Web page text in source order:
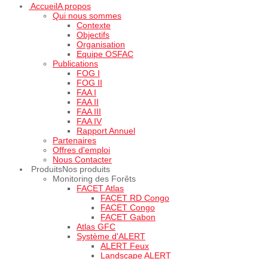
AccueilA propos
Qui nous sommes
Contexte
Objectifs
Organisation
Equipe OSFAC
Publications
FOG I
FOG II
FAA I
FAA II
FAA III
FAA IV
Rapport Annuel
Partenaires
Offres d'emploi
Nous Contacter
ProduitsNos produits
Monitoring des Forêts
FACET Atlas
FACET RD Congo
FACET Congo
FACET Gabon
Atlas GFC
Système d'ALERT
ALERT Feux
Landscape ALERT